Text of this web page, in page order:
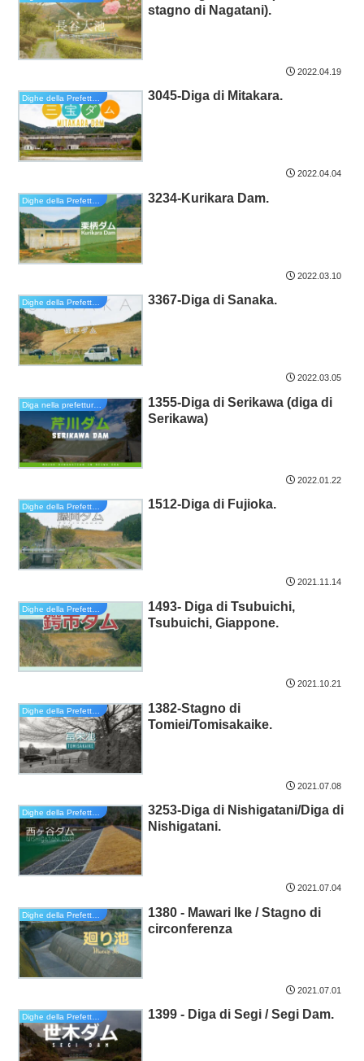
stagno di Nagatani).
2022.04.19
Dighe della Prefettura di Hyogo 3045-Diga di Mitakara.
2022.04.04
3234-Kurikara Dam.
2022.03.10
3367-Diga di Sanaka.
2022.03.05
Diga nella prefettura di Shiga
1355-Diga di Serikawa (diga di
Serikawa)
2022.01.22
1512-Diga di Fujioka.
2021.11.14
1493- Diga di Tsubuichi,
Tsubuichi, Giappone.
2021.10.21
1382-Stagno di
Tomiei/Tomisakaike.
2021.07.08
Dighe della Prefettura di Kyoto
3253-Diga di Nishigatani/Diga di
Nishigatani.
2021.07.04
1380 - Mawari Ike / Stagno di
circonferenza
2021.07.01
Dighe della Prefettura di Kyoto 1399 - Diga di Segi / Segi Dam.